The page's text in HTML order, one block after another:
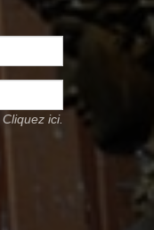
Cliquez ici.